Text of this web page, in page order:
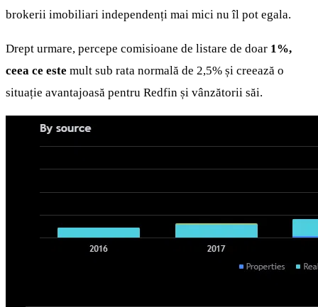
brokerii imobiliari independenți mai mici nu îl pot egala.
Drept urmare, percepe comisioane de listare de doar 1%,
ceea ce este mult sub rata normală de 2,5% și creează o
situație avantajoasă pentru Redfin și vânzătorii săi.